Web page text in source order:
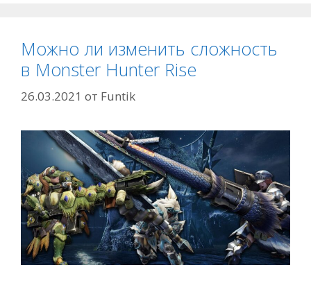
Можно ли изменить сложность
в Monster Hunter Rise
26.03.2021 от Funtik